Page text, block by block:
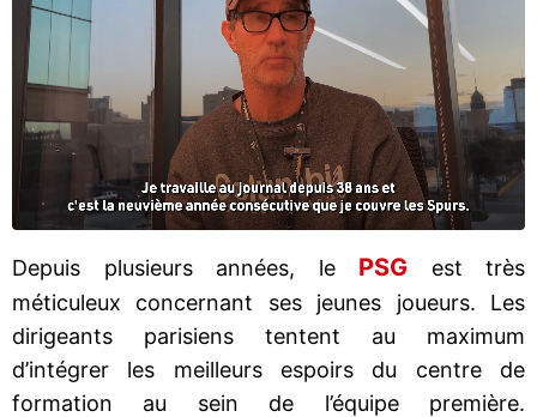
Depuis plusieurs années, le PSG
est très
méticuleux concernant ses jeunes joueurs. Les
dirigeants parisiens tentent au maximum
d’intégrer les meilleurs espoirs du centre de
formation au sein de l’équipe première.